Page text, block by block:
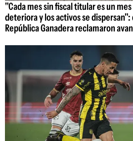
"Cada mes sin fiscal titular es un
deteriora y los activos se
República Ganadera reclamaron